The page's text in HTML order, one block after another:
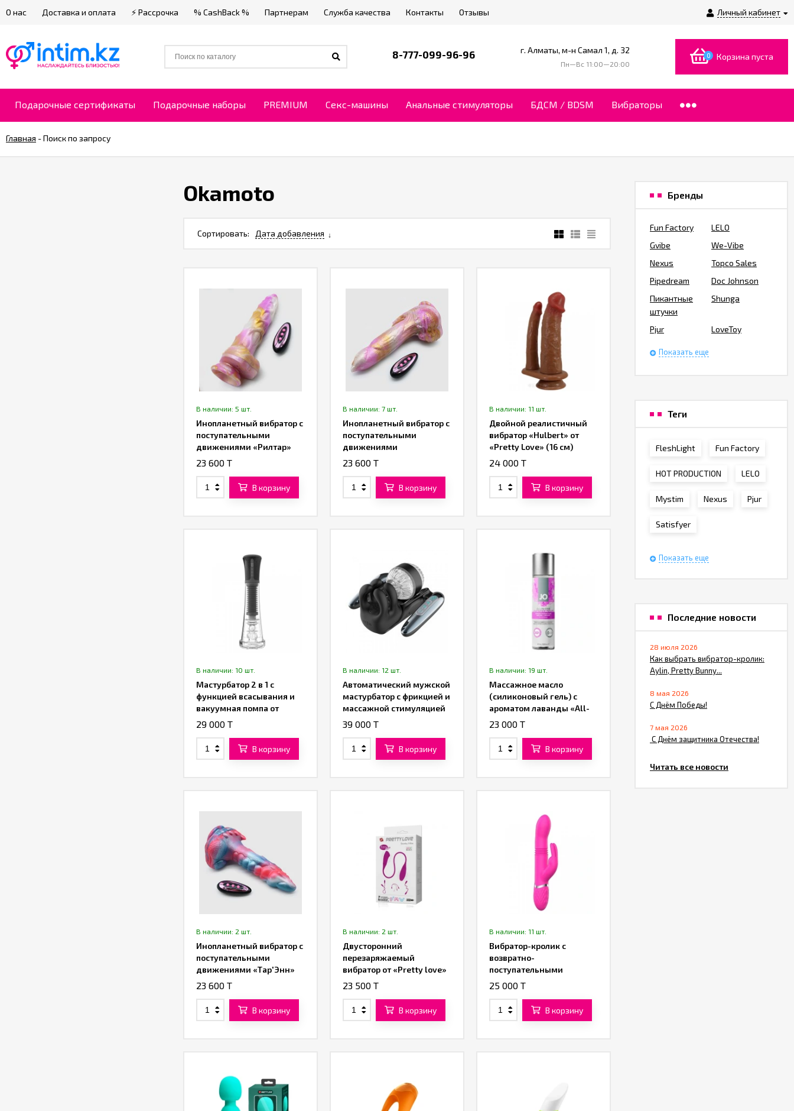
Личный кабинет
О нас Доставка и оплата ⚡ Рассрочка % CashBack % Партнерам Служба качества Контакты Отзывы
8-777-099-96-96 г. Алматы, м-н Самал 1, д. 32
Пн—Вс 11:00—20:00
0 Корзина пуста
Подарочные сертификаты Подарочные наборы PREMIUM Секс-машины Анальные стимуляторы БДСМ / BDSM Вибраторы
Главная -Поиск по запросу
Okamoto
Сортировать: Дата добавления
В наличии: 5 шт.
Инопланетный вибратор с
поступательными
движениями «Рилтар»
(22,5 см)
23 600 T
В корзину
В наличии: 7 шт.
Инопланетный вибратор с
поступательными
движениями
«Галактический Феникс»
23 600 T
В корзину
В наличии: 11 шт.
Двойной реалистичный
вибратор «Hulbert» от
«Pretty Love» (16 см)
(коричневый)
24 000 T
В корзину
В наличии: 10 шт.
Мастурбатор 2 в 1 с
функцией всасывания и
вакуумная помпа от
«SXTOP»
29 000 T
В корзину
В наличии: 12 шт.
Автоматический мужской
мастурбатор с фрикцией и
массажной стимуляцией
от «SXTOP»
39 000 T
В корзину
В наличии: 19 шт.
Массажное масло
(силиконовый гель) с
ароматом лаванды «All-
in-One Sensual Massage
ML)
23 000 T
В корзину
В наличии: 2 шт.
Инопланетный вибратор с
поступательными
движениями «Тар'Энн»
(23 см)
23 600 T
В корзину
В наличии: 2 шт.
Двусторонний
перезаряжаемый
вибратор от «Pretty love»
23 500 T
В корзину
В наличии: 11 шт.
Вибратор-кролик с
возвратно-
поступательными
движениями от «SXTOP»
25 000 T
В корзину
Бренды
Fun Factory
LELO
Gvibe
We-Vibe
Nexus
Topco Sales
Pipedream
Doc Johnson
Пикантные
штучки
Shunga
Pjur LoveToy
Показать еще
Теги
FleshLight Fun Factory
HOT PRODUCTION LELO
Mystim Nexus Pjur
Satisfyer
Показать еще
Последние новости
28 июля 2026
Как выбрать вибратор-кролик:
Aylin, Pretty Bunny...
8 мая 2026
С Днём Победы!
7 мая 2026
​ С Днём защитника Отечества!
Читать все новости